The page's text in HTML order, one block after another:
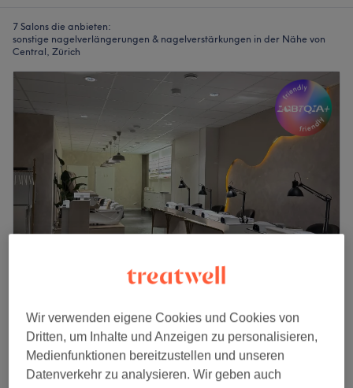
7 Salons die anbieten:
sonstige nagelverlängerungen & nagelverstärkungen in der Nähe von
Central, Zürich
4.9
132 Bewertungen
Kreis 1, Zürich
Auf Karte anzeigen
Nebenzeiten
Nagelmodellage - Neues Set mit
ab CHF 67.50
Wir verwenden eigene Cookies und Cookies von
Dritten, um Inhalte und Anzeigen zu personalisieren,
Medienfunktionen bereitzustellen und unseren
Datenverkehr zu analysieren. Wir geben auch